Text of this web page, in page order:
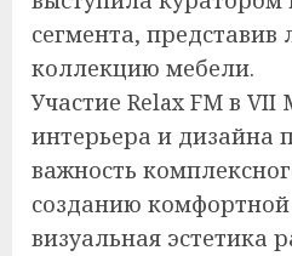
сегмента,
коллекцию мебели.
Участие Relax FM в
интерьера и дизайна
важность
созданию комфортной
визуальная эстетика